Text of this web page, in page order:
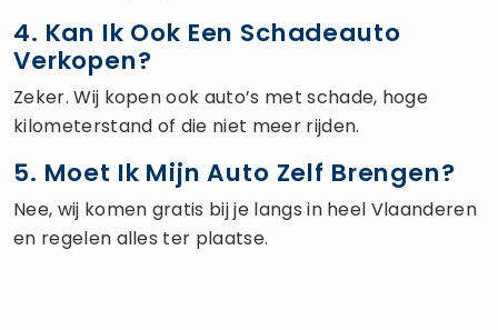
4. Kan Ik Ook Een Schadeauto
Verkopen?
Zeker. Wij kopen ook auto’s met schade, hoge
kilometerstand of die niet meer rijden.
5. Moet Ik Mijn Auto Zelf Brengen?
Nee, wij komen gratis bij je langs in heel Vlaanderen
en regelen alles ter plaatse.